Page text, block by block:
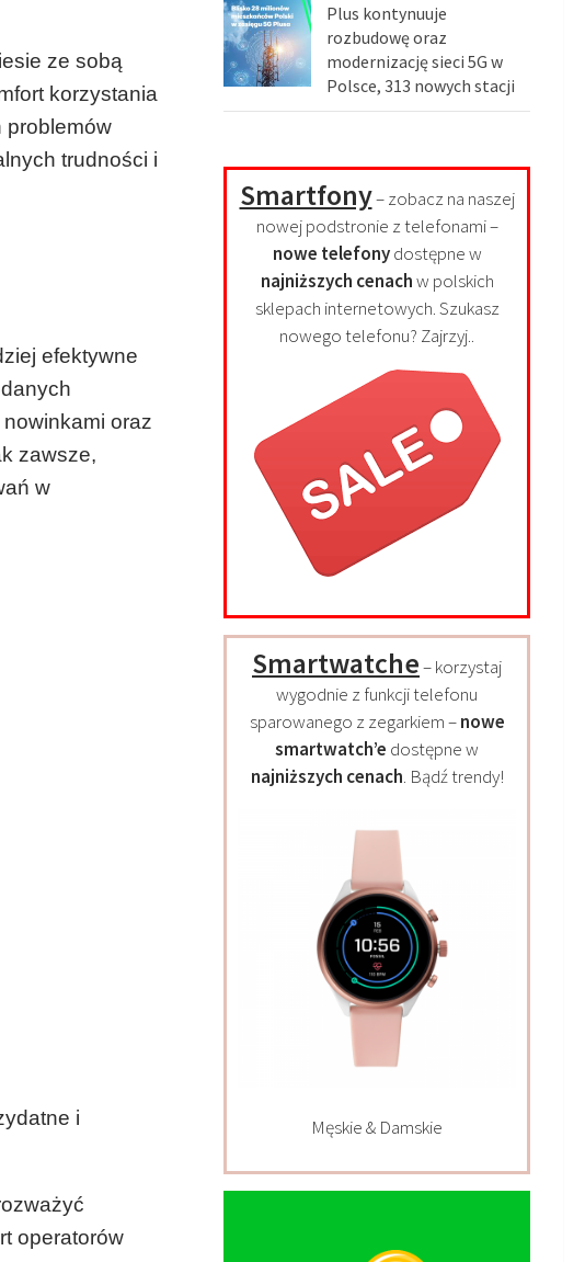
ze sobą
korzystania
problemów
trudności i
efektywne
oraz
zawsze,
w
i
operatorów
Plus kontynuuje
rozbudowę oraz
modernizację sieci 5G w
Polsce, 313 nowych stacji
Smartfony– zobacz na naszej
nowej podstronie z telefonami –
nowe telefonydostępne w
najniższych cenachw polskich
sklepach internetowych. Szukasz
nowego telefonu? Zajrzyj..
Smartwatche– korzystaj
wygodnie z funkcji telefonu
sparowanego z zegarkiem –nowe
smartwatch’e dostępne w
najniższych cenach. Bądź trendy!
Męskie & Damskie